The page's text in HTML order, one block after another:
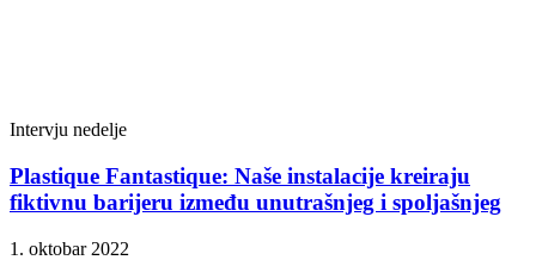
Intervju nedelje
Plastique Fantastique: Naše instalacije kreiraju
fiktivnu barijeru između unutrašnjeg i spoljašnjeg
1. oktobar 2022